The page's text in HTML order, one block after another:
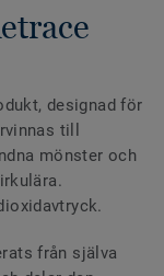
designad för
till
mönster och
från själva